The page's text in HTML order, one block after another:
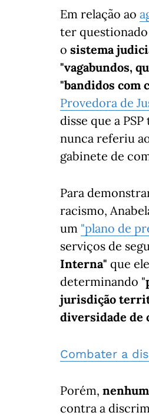
Em relação ao
ter questionado
o sistema
"vagabundos,
"bandidos com
Provedora de
disse que a
nunca referiu
gabinete de
Para
racismo,
um "plano de
serviços de
Interna" que
determinando "
jurisdição
diversidade de
Combater a
Porém,
contra a